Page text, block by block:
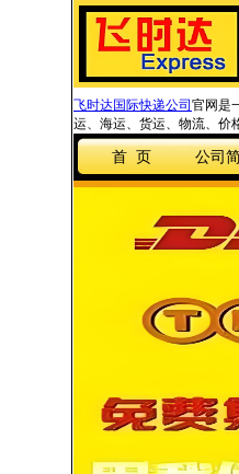
飞时达国际快递公司 官网是
运、海运、货运、物流、价
首 页 公司